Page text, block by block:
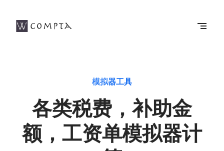
模拟器工具
各类税费，补助金
额，工资单模拟器计